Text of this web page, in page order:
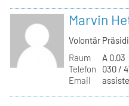
Marvin
Volontär
Raum
A 0.03
Telefon
030 /
Email